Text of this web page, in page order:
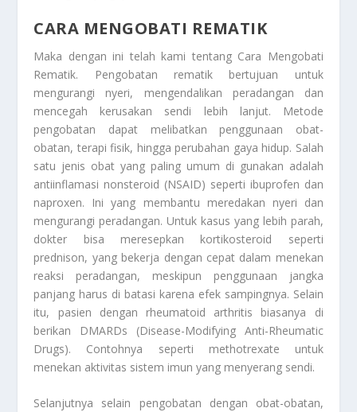
CARA MENGOBATI REMATIK
Maka dengan ini telah kami tentang Cara Mengobati
Rematik. Pengobatan rematik bertujuan untuk
mengurangi nyeri, mengendalikan peradangan dan
mencegah kerusakan sendi lebih lanjut. Metode
pengobatan dapat melibatkan penggunaan obat-
obatan, terapi fisik, hingga perubahan gaya hidup. Salah
satu jenis obat yang paling umum di gunakan adalah
antiinflamasi nonsteroid (NSAID) seperti ibuprofen dan
naproxen. Ini yang membantu meredakan nyeri dan
mengurangi peradangan. Untuk kasus yang lebih parah,
dokter bisa meresepkan kortikosteroid seperti
prednison, yang bekerja dengan cepat dalam menekan
reaksi peradangan, meskipun penggunaan jangka
panjang harus di batasi karena efek sampingnya. Selain
itu, pasien dengan rheumatoid arthritis biasanya di
berikan DMARDs (Disease-Modifying Anti-Rheumatic
Drugs). Contohnya seperti methotrexate untuk
menekan aktivitas sistem imun yang menyerang sendi.
Selanjutnya selain pengobatan dengan obat-obatan,